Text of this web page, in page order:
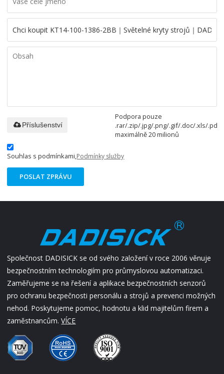
Podpora pouze
.rar/.zip/.jpg/.png/.gif/.doc/.xls/.pdf,
maximálně 20 milionů
Příslušenství
Souhlas s podmínkami,Podmínky služby
POSLAT ZPRÁVU
Společnost DADISICK se od svého založení v roce 2006 věnuje
bezpečnostním technologiím pro průmyslovou automatizaci.
Zaměřujeme se na řešení a aplikace bezpečnostních senzorů
pro ochranu bezpečnosti personálu a strojů a prevenci možných
nehod. Poskytujeme pomoc, hodnotu a klid majitelům firem a
zaměstnancům.VÍCE